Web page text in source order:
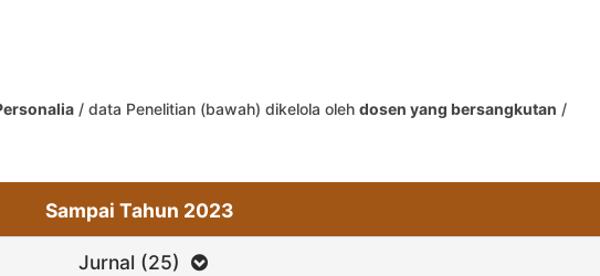
/ data Penelitian (bawah) dikelola oleh dosen yang bersangkutan /
Sampai Tahun 2023
Jurnal (25)